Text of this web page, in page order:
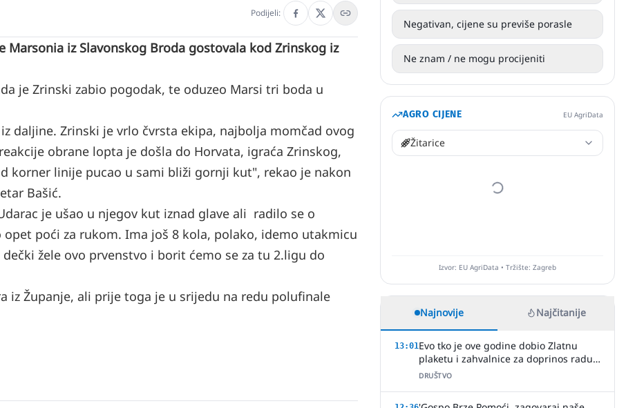
Podijeli:
iz Slavonskog Broda gostovala kod Zrinskog iz
je Zrinski zabio pogodak, te oduzeo Marsi tri boda u
daljine. Zrinski je vrlo čvrsta ekipa, najbolja momčad ovog
obrane lopta je došla do Horvata, igraća Zrinskog,
korner linije pucao u sami bliži gornji kut", rekao je nakon
Bašić.
je ušao u njegov kut iznad glave ali radilo se o
poći za rukom. Ima još 8 kola, polako, idemo utakmicu
žele ovo prvenstvo i borit ćemo se za tu 2.ligu do
iz Županje, ali prije toga je u srijedu na redu polufinale
Negativan, cijene su previše porasle
Ne znam / ne mogu procijeniti
AGRO CIJENE EU AgriData
Žitarice
Izvor: EU AgriData • Tržište: Zagreb
Najnovije Najčitanije
13:01Evo tko je ove godine dobio Zlatnu
plaketu i zahvalnice za doprinos radu
HVIDR-e Slavonski Brod
DRUŠTVO